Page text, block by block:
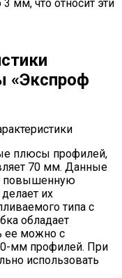
мм, что относит эти
«Экспроф
плюсы профилей,
70 мм. Данные
повышенную
их
типа с
обладает
ее можно с
мм профилей. При
использовать